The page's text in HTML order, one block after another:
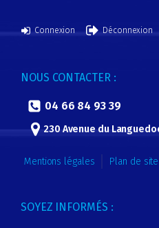
Connexion Déconnexion
NOUS CONTACTER :
04 66 84 93 39
230 Avenue du
Mentions légales Plan de site
SOYEZ INFORMÉS :